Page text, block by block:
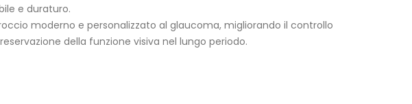
e duraturo.
moderno e personalizzato al glaucoma, migliorando il controllo
della funzione visiva nel lungo periodo.